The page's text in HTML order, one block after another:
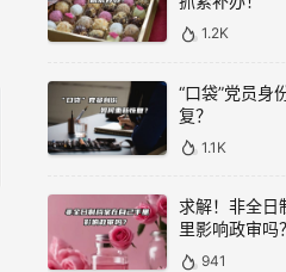
1.2K
“口袋”党员身
复？
1.1K
求解！非全日
里影响政审吗？
941